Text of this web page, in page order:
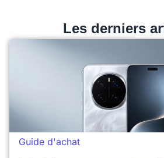
Les derniers
Guide d'achat